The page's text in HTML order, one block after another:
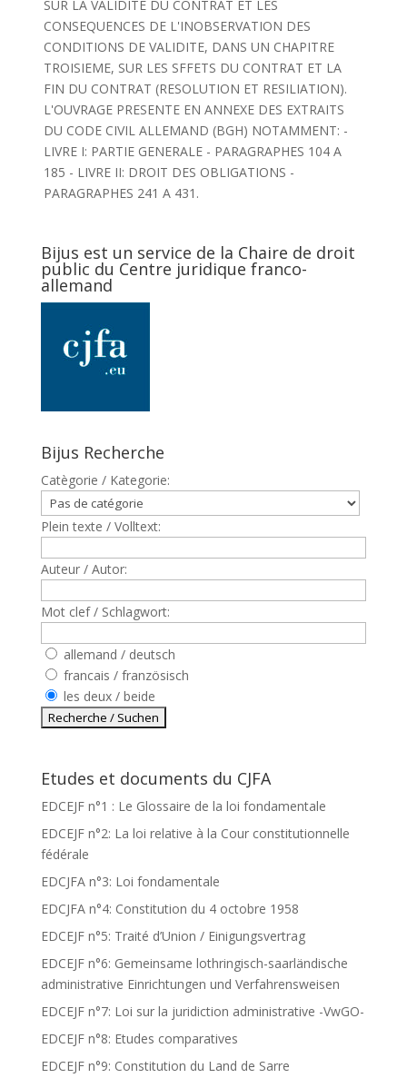
SUR LA VALIDITE DU CONTRAT ET LES
CONSEQUENCES DE L'INOBSERVATION DES
CONDITIONS DE VALIDITE, DANS UN CHAPITRE
TROISIEME, SUR LES SFFETS DU CONTRAT ET LA
FIN DU CONTRAT (RESOLUTION ET RESILIATION).
L'OUVRAGE PRESENTE EN ANNEXE DES EXTRAITS
DU CODE CIVIL ALLEMAND (BGH) NOTAMMENT: -
LIVRE I: PARTIE GENERALE - PARAGRAPHES 104 A
185 - LIVRE II: DROIT DES OBLIGATIONS -
PARAGRAPHES 241 A 431.
Bijus est un service de la Chaire de droit
public du Centre juridique franco-
allemand
Bijus Recherche
Catègorie / Kategorie:
Plein texte / Volltext:
Auteur / Autor:
Mot clef / Schlagwort:
allemand / deutsch
francais / französisch
les deux / beide
Etudes et documents du CJFA
EDCEJF n°1 : Le Glossaire de la loi fondamentale
EDCEJF n°2: La loi relative à la Cour constitutionnelle
fédérale
EDCJFA n°3: Loi fondamentale
EDCJFA n°4: Constitution du 4 octobre 1958
EDCEJF n°5: Traité d’Union / Einigungsvertrag
EDCEJF n°6: Gemeinsame lothringisch-saarländische
administrative Einrichtungen und Verfahrensweisen
EDCEJF n°7: Loi sur la juridiction administrative -VwGO-
EDCEJF n°8: Etudes comparatives
EDCEJF n°9: Constitution du Land de Sarre